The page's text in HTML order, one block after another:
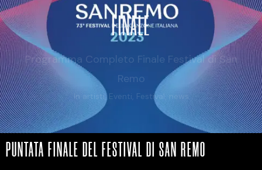
FINALE
Programma Completo Finale Festival di San
Remo
In artisti,Eventi, Festival , news
PUNTATA FINALE DEL FESTIVAL DI SAN REMO